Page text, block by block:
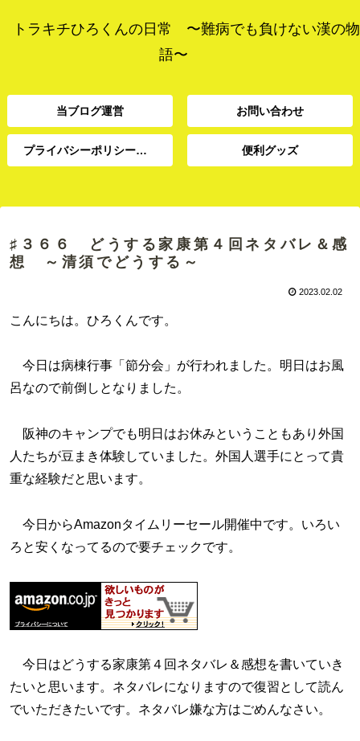
トラキチひろくんの日常 〜難病でも負けない漢の物
語〜
当ブログ運営 お問い合わせ
プライバシーポリシー、免責事項 便利グッズ
♯３６６ どうする家康第４回ネタバレ＆感
想 ～清須でどうする～
2023.02.02
こんにちは。ひろくんです。
今日は病棟行事「節分会」が行われました。明日はお風
呂なので前倒しとなりました。
阪神のキャンプでも明日はお休みということもあり外国
人たちが豆まき体験していました。外国人選手にとって貴
重な経験だと思います。
今日からAmazonタイムリーセール開催中です。いろい
ろと安くなってるので要チェックです。
今日はどうする家康第４回ネタバレ＆感想を書いていき
たいと思います。ネタバレになりますので復習として読ん
でいただきたいです。ネタバレ嫌な方はごめんなさい。